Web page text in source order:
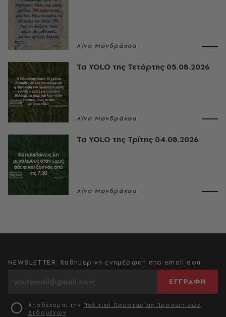
Λίνα Μανδράκου
Τα YOLO της Τετάρτης 05.08.2026
Λίνα Μανδράκου
Τα YOLO της Τρίτης 04.08.2026
Λίνα Μανδράκου
NEWSLETTER: Καθημερινή ενημέρωση στο email σου
ΕΓΓΡΑΦΗ
Αποδέχομαι την Πολιτική Προστασίας Προσωπικών
Δεδομένων